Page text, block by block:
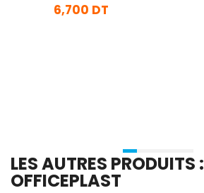
6,700 DT
LES AUTRES PRODUITS :
OFFICEPLAST